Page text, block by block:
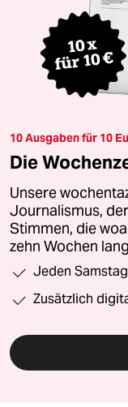
10 Ausgaben für 10
Die
Unsere
Journalismus,
Stimmen, die
zehn Wochen
Jeden
Zusätzlich